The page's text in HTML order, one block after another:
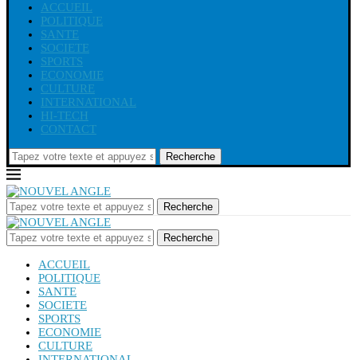
ACCUEIL
POLITIQUE
SANTE
SOCIETE
SPORTS
ECONOMIE
CULTURE
INTERNATIONAL
HI-TECH
CONTACT
Recherche
Recherche
Recherche
ACCUEIL
POLITIQUE
SANTE
SOCIETE
SPORTS
ECONOMIE
CULTURE